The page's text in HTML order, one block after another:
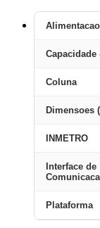
Capacidade
Coluna
Dimensoes
INMETRO
Interface de
Plataforma